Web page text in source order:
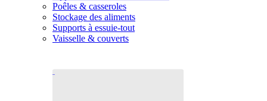
Poêles & casseroles
Stockage des aliments
Supports à essuie-tout
Vaisselle & couverts